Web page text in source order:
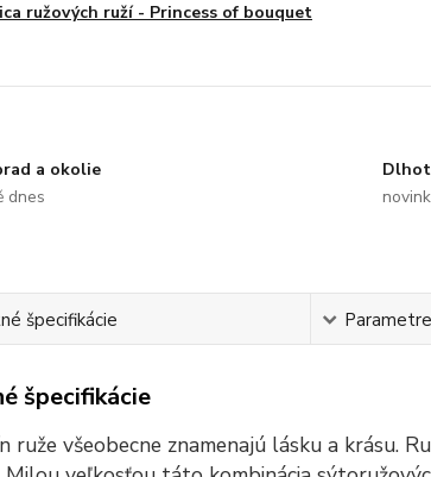
ružových ruží - Princess of bouquet
a okolie
dnes
špecifikácie Parametre
špecifikácie
ruže všeobecne znamenajú lásku a krásu.